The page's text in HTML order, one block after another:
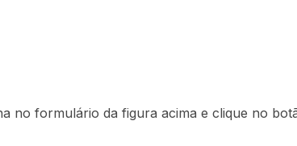
no formulário da figura acima e clique no